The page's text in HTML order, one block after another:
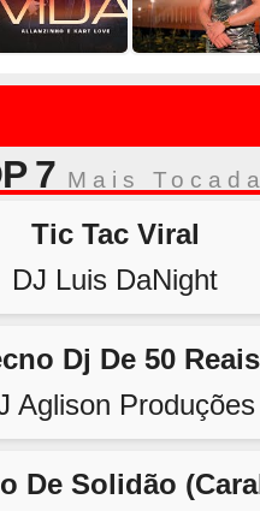
7 Mais
Tic Tac Viral
DJ Luis DaNight
Dj De 50 Reais
Aglison Produções
De Solidão